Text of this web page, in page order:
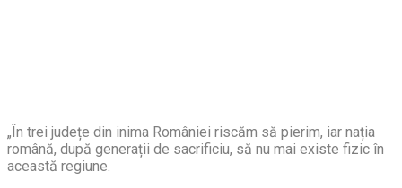
„În trei județe din inima României riscăm să pierim, iar nația
română, după generații de sacrificiu, să nu mai existe fizic în
această regiune.